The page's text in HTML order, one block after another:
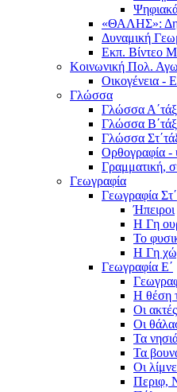
«ΘΑΛΗΣ»:
Δυναμική
Εκπ. Βίντεο
Κοινωνική Πολ.
Οικογένεια -
Γλώσσα
Γλώσσα
Γλώσσα
Γλώσσα
Ορθογραφία -
Γραμματική,
Γεωγραφία
Γεωγραφία Στ΄
Ήπειροι
Η Γη
Το
Η Γη
Γεωγραφία Ε΄
Η θέση
Οι
Οι
Τα
Τα
Οι
Περιφ,